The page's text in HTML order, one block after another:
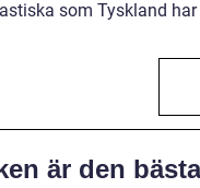
som Tyskland
är den